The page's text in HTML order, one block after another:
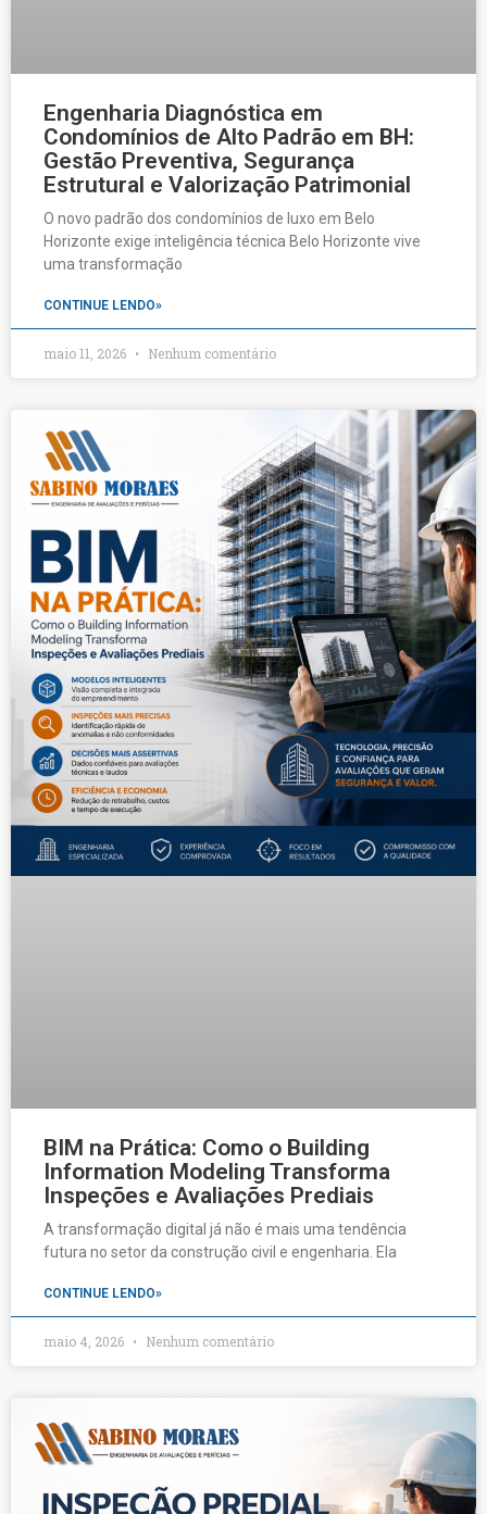
Engenharia Diagnóstica em
Condomínios de Alto Padrão em BH:
Gestão Preventiva, Segurança
Estrutural e Valorização Patrimonial
O novo padrão dos condomínios de luxo em Belo
Horizonte exige inteligência técnica Belo Horizonte vive
uma transformação
CONTINUE LENDO»
maio 11, 2026 Nenhum comentário
BIM na Prática: Como o Building
Information Modeling Transforma
Inspeções e Avaliações Prediais
A transformação digital já não é mais uma tendência
futura no setor da construção civil e engenharia. Ela
CONTINUE LENDO»
maio 4, 2026 Nenhum comentário